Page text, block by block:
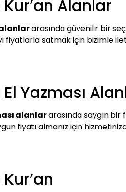
Alanlar
arasında güvenilir bir
satmak için bizimle
Yazması
alanlararasında saygın
fiyatı almanız için